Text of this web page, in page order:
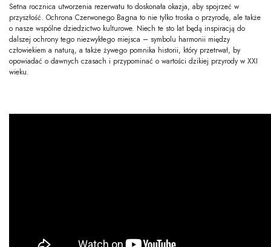
Setna rocznica utworzenia rezerwatu to doskonała okazja, aby spojrzeć w
przyszłość. Ochrona Czerwonego Bagna to nie tylko troska o przyrodę, ale także
o nasze wspólne dziedzictwo kulturowe. Niech te sto lat będą inspiracją do
dalszej ochrony tego niezwykłego miejsca – symbolu harmonii między
człowiekiem a naturą, a także żywego pomnika historii, który przetrwał, by
opowiadać o dawnych czasach i przypominać o wartości dzikiej przyrody w XXI
wieku.